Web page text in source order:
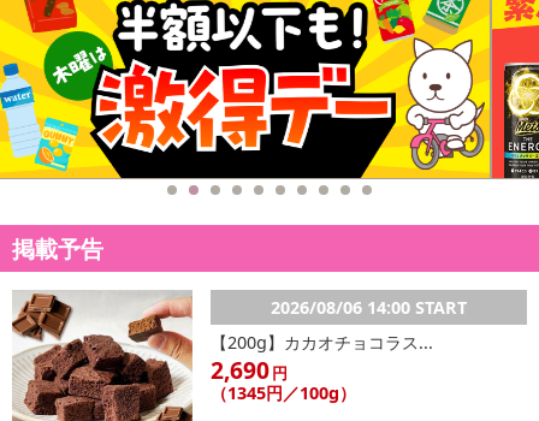
ージが損傷している場合がございます。万が一、商品に損傷があっ
た場合は、交換、返金等させていただきますので、ご連絡お願いい
たします。
※商品改良のため、予告なく仕様が若干変更になる場合がござい
ます。予めご了承ください。
※本商品を使用してのあらゆるトラブルには、弊社は一切の責任
を負いません。予めご了承ください。
注意事項
【賞味・消費期限のある商品について】
商品到着時点でのお日持ち期間は、配送日数などにより異なります
のでご了承ください。
【キャンセルについて】
掲載予告
2026/08/06 14:00 START
【200g】カカオチョコラス...
2,690円
（1345円／100g）